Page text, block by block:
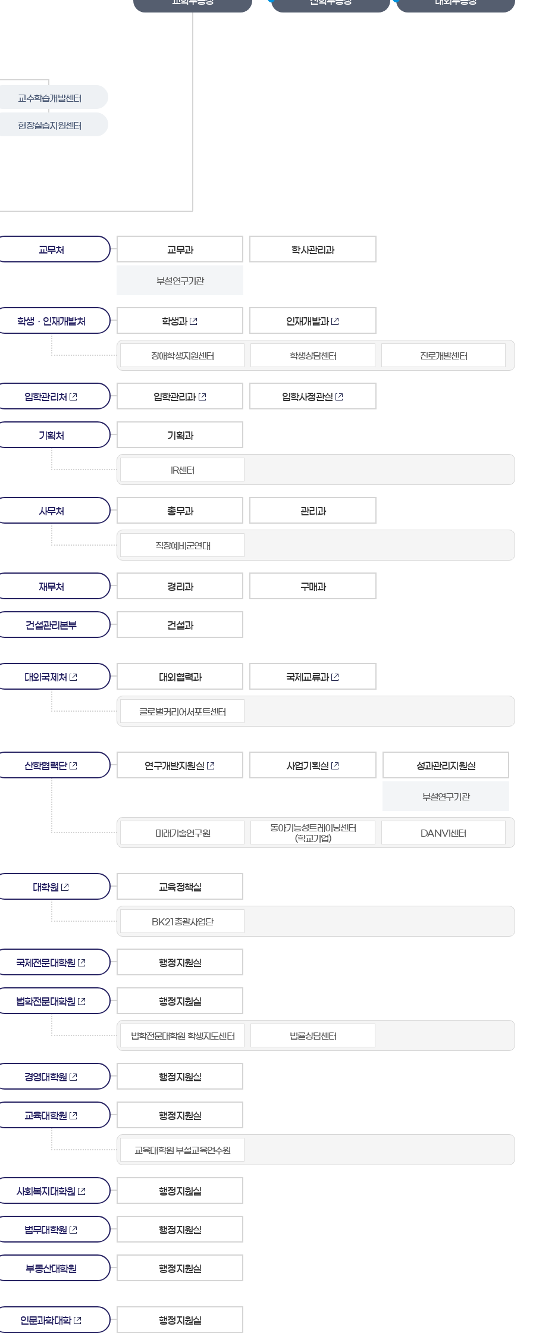
교수학습개발센터
현장실습지원센터
교무처 교무과
부설연구기관
학사관리과
학생ㆍ인재개발처 학생과 인재개발과
장애학생지원센터 학생상담센터 진로개발센터
입학관리처 입학관리과 입학사정관실
기획처 기획과
IR센터
사무처 총무과 관리과
직장예비군연대
재무처 경리과 구매과
건설관리본부 건설과
대외국제처 대외협력과 국제교류과
글로벌커리어서포트센터
산학협력단 연구개발지원실 사업기획실 성과관리지원실
부설연구기관
미래기술연구원
동아기능성트레이닝센터
(학교기업)
DANVI센터
대학원 교육정책실
BK21총괄사업단
국제전문대학원 행정지원실
법학전문대학원 행정지원실
법학전문대학원 학생지도센터 법률상담센터
경영대학원 행정지원실
교육대학원 행정지원실
교육대학원 부설교육연수원
사회복지대학원 행정지원실
법무대학원 행정지원실
부동산대학원 행정지원실
인문과학대학 행정지원실